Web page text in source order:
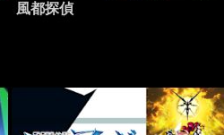
風都探偵